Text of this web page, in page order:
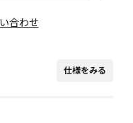
合わせ
仕様をみる